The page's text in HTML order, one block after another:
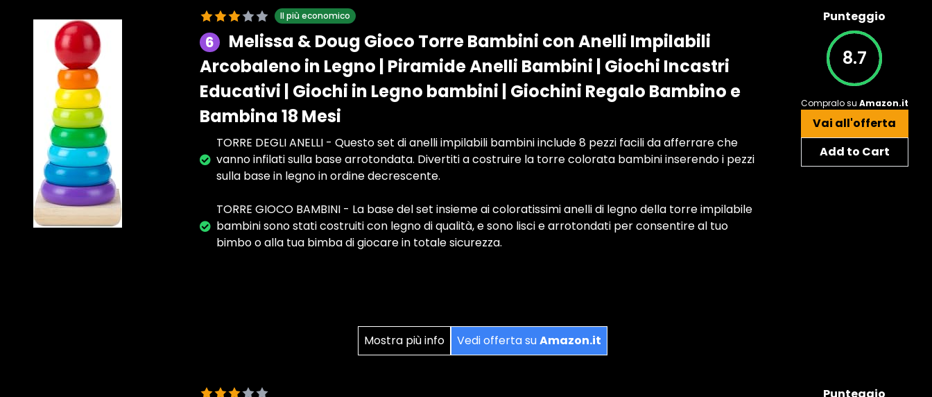
Il più economico
6
Melissa & Doug Gioco Torre Bambini con Anelli Impilabili
Arcobaleno in Legno | Piramide Anelli Bambini | Giochi Incastri
Educativi | Giochi in Legno bambini | Giochini Regalo Bambino e
Bambina 18 Mesi
TORRE DEGLI ANELLI - Questo set di anelli impilabili bambini include 8 pezzi facili da afferrare che
vanno infilati sulla base arrotondata. Divertiti a costruire la torre colorata bambini inserendo i pezzi
sulla base in legno in ordine decrescente.
TORRE GIOCO BAMBINI - La base del set insieme ai coloratissimi anelli di legno della torre impilabile
bambini sono stati costruiti con legno di qualità, e sono lisci e arrotondati per consentire al tuo
bimbo o alla tua bimba di giocare in totale sicurezza.
Mostra più info Vedi offerta suAmazon.it
Punteggio
8.7
Compralo su Amazon.it
Vai all'offerta
Add to Cart